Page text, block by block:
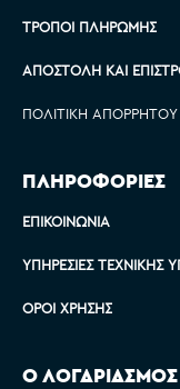
ΤΡΌΠΟΙ ΠΛΗΡΩΜΉΣ
ΑΠΟΣΤΟΛΉ ΚΑΙ
ΠΟΛΙΤΙΚΉ ΑΠΟΡΡΉΤΟΥ
ΠΛΗΡΟΦΟΡΙΕΣ
ΕΠΙΚΟΙΝΩΝΊΑ
ΥΠΗΡΕΣΊΕΣ ΤΕΧΝΙΚΉΣ
ΌΡΟΙ ΧΡΉΣΗΣ
Ο